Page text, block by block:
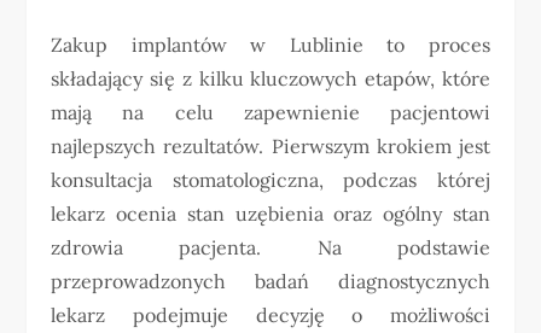
Zakup implantów w Lublinie to proces
składający się z kilku kluczowych etapów, które
mają na celu zapewnienie pacjentowi
najlepszych rezultatów. Pierwszym krokiem jest
konsultacja stomatologiczna, podczas której
lekarz ocenia stan uzębienia oraz ogólny stan
zdrowia pacjenta. Na podstawie
przeprowadzonych badań diagnostycznych
lekarz podejmuje decyzję o możliwości